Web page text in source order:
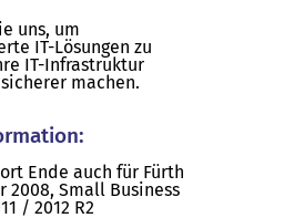
uns, um
IT-Lösungen zu
IT-Infrastruktur
machen.
Ende auch für Fürth
2008, Small Business
/ 2012 R2